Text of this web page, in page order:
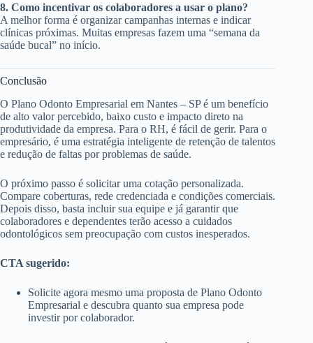
8. Como incentivar os colaboradores a usar o plano?
A melhor forma é organizar campanhas internas e indicar
clínicas próximas. Muitas empresas fazem uma “semana da
saúde bucal” no início.
Conclusão
O Plano Odonto Empresarial em Nantes – SP é um benefício
de alto valor percebido, baixo custo e impacto direto na
produtividade da empresa. Para o RH, é fácil de gerir. Para o
empresário, é uma estratégia inteligente de retenção de talentos
e redução de faltas por problemas de saúde.
O próximo passo é solicitar uma cotação personalizada.
Compare coberturas, rede credenciada e condições comerciais.
Depois disso, basta incluir sua equipe e já garantir que
colaboradores e dependentes terão acesso a cuidados
odontológicos sem preocupação com custos inesperados.
CTA sugerido:
Solicite agora mesmo uma proposta de Plano Odonto
Empresarial e descubra quanto sua empresa pode
investir por colaborador.